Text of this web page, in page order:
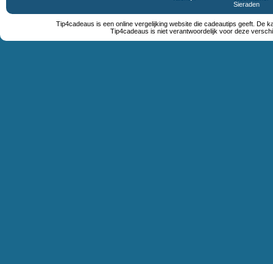
Sieraden
Tip4cadeaus is een online vergelijking website die cadeautips geeft. De
Tip4cadeaus is niet verantwoordelijk voor deze